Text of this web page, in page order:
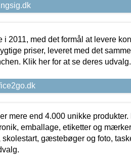
i 2011, med det formål at levere
priser, leveret med det
Klik her for at se deres udvalg.
mere end 4.000 unikke produkter.
emballage, etiketter og
skolestart, gæstebøger og foto,